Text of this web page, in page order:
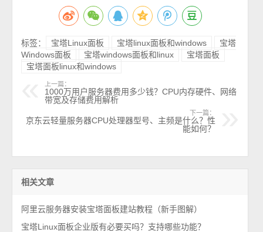
标签： 宝塔Linux面板 宝塔linux面板和windows
宝塔
Windows面板
宝塔windows面板和linux
宝塔面板
宝塔面板linux和windows
上一篇：
1000万用户服务器费用多少钱？CPU内存硬件、网络
带宽及存储费用解析
下一篇：
京东云轻量服务器CPU处理器型号、主频是什么？性
能如何？
相关文章
阿里云服务器安装宝塔面板建站教程（新手图解）
宝塔Linux面板企业版有必要买吗？支持哪些功能？